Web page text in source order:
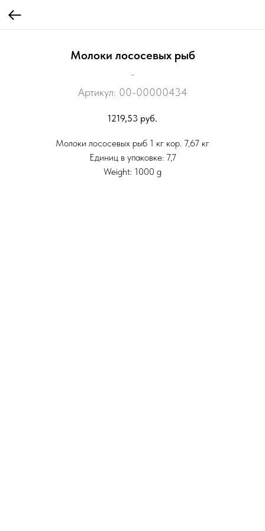
Молоки лососевых рыб
-
Артикул: 00-00000434
1219,53 руб.
Молоки лососевых рыб 1 кг кор. 7,67 кг
Единиц в упаковке: 7,7
Weight: 1000 g